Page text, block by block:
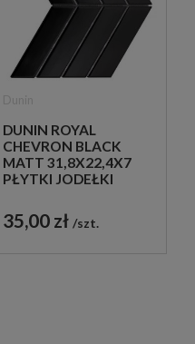
DUNIN ROYAL
CHEVRON BLACK
MATT 31,8X22,4X7
PŁYTKI JODEŁKI
35,00 zł szt.